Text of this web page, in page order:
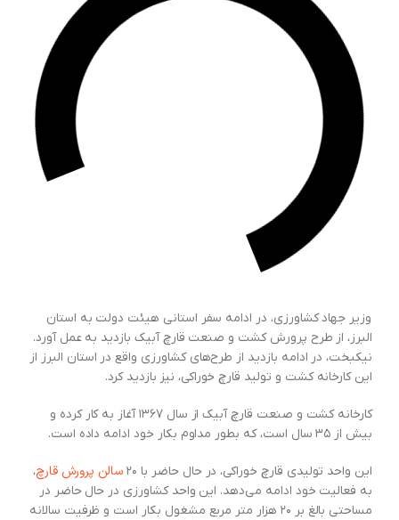
وزیر جهاد کشاورزی، در ادامه سفر استانی هیئت دولت به استان
البرز، از طرح پرورش کشت ‌و صنعت قارچ آبیک بازدید به عمل آورد.
نیکبخت، در ادامه بازدید از طرح‌های کشاورزی واقع در استان البرز از
این کارخانه کشت و تولید قارچ خوراکی، نیز بازدید کرد.
کارخانه کشت و صنعت قارچ آبیک از سال ۱۳۶۷ آغاز به کار کرده و
بیش از ۳۵ سال است، که بطور مداوم بکار خود ادامه داده است.
این واحد تولیدی قارچ خوراکی، در حال حاضر با ۲۰ سالن پرورش قارچ،
به فعالیت خود ادامه می‌دهد. این واحد کشاورزی در حال حاضر در
مساحتی بالغ بر ۲۰ هزار متر مربع مشغول بکار است و ظرفیت سالانه